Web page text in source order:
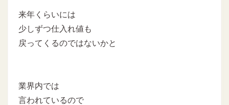
来年くらいには
少しずつ仕入れ値も
戻ってくるのではないかと
業界内では
言われているので